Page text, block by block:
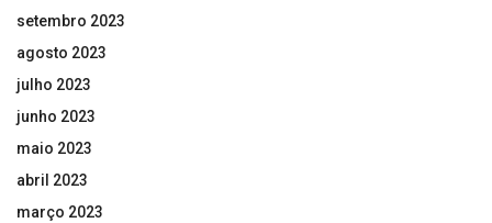
setembro 2023
agosto 2023
julho 2023
junho 2023
maio 2023
abril 2023
março 2023